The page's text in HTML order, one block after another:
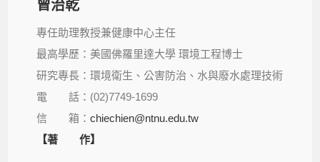
曾治乾
專任助理教授兼健康中心主任
最高學歷：美國佛羅里達大學 環境工程博士
研究專長：環境衛生、公害防治、水與廢水處理技術
電 話：(02)7749-1699
信 箱：chiechien@ntnu.edu.tw
【著 作】